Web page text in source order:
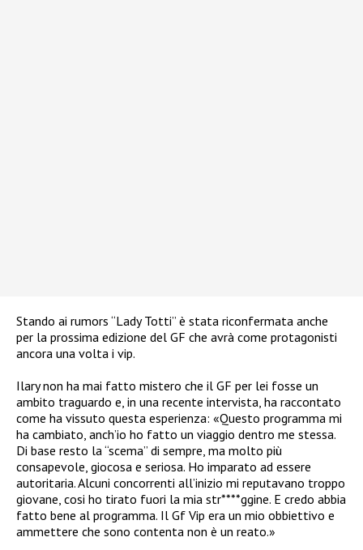
Stando ai rumors “Lady Totti” è stata riconfermata anche
per la prossima edizione del GF che avrà come protagonisti
ancora una volta i vip.
Ilary non ha mai fatto mistero che il GF per lei fosse un
ambito traguardo e, in una recente intervista, ha raccontato
come ha vissuto questa esperienza: «Questo programma mi
ha cambiato, anch’io ho fatto un viaggio dentro me stessa.
Di base resto la “scema” di sempre, ma molto più
consapevole, giocosa e seriosa. Ho imparato ad essere
autoritaria. Alcuni concorrenti all’inizio mi reputavano troppo
giovane, cosi ho tirato fuori la mia str****ggine. E credo abbia
fatto bene al programma. Il Gf Vip era un mio obbiettivo e
ammettere che sono contenta non è un reato.»